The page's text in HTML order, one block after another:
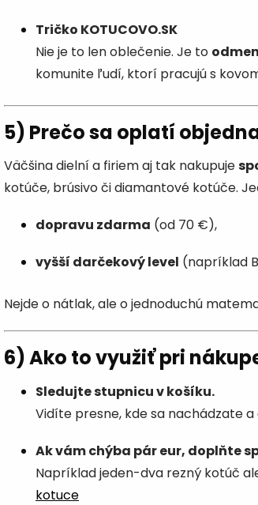
Tričko KOTUCOVO.SK
Nie je to len oblečenie. Je to
komunite ľudí, ktorí pracujú s
5) Prečo sa oplatí
Väčšina dielní a firiem aj tak nakupuje
kotúče, brúsivo či diamantové kotúče.
dopravu zdarma (od 70 €),
vyšší darčekový level (napríklad
Nejde o nátlak, ale o jednoduchú
6) Ako to využiť pri
Sledujte stupnicu v košíku.
Vidíte presne, kde sa nachádzate a
Ak vám chýba pár eur, doplňte
Napríklad jeden-dva rezný kotúč
kotuce